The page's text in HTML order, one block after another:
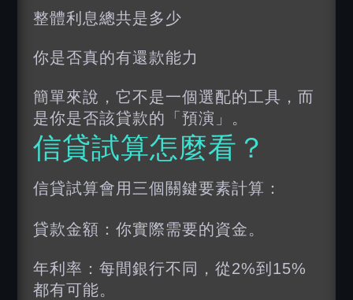
整體利息總共是多少
你是否真的有還款能力
簡單來說，它不是一個選配的工具，而
是你是否該貸款的「預演」。
信貸試算怎麼看？
信貸試算會用三個關鍵要素計算：
貸款金額：你實際需要的資金。
年利率：每間銀行不同，從2%到15%
都有可能。